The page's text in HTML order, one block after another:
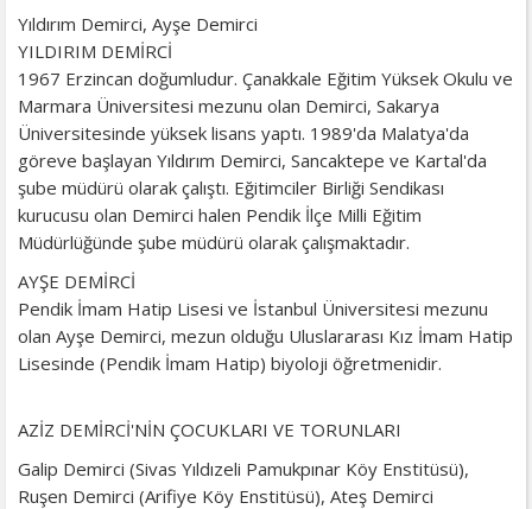
Yıldırım Demirci, Ayşe Demirci
YILDIRIM DEMİRCİ
1967 Erzincan doğumludur. Çanakkale Eğitim Yüksek Okulu ve
Marmara Üniversitesi mezunu olan Demirci, Sakarya
Üniversitesinde yüksek lisans yaptı. 1989'da Malatya'da
göreve başlayan Yıldırım Demirci, Sancaktepe ve Kartal'da
şube müdürü olarak çalıştı. Eğitimciler Birliği Sendikası
kurucusu olan Demirci halen Pendik İlçe Milli Eğitim
Müdürlüğünde şube müdürü olarak çalışmaktadır.
AYŞE DEMİRCİ
Pendik İmam Hatip Lisesi ve İstanbul Üniversitesi mezunu
olan Ayşe Demirci, mezun olduğu Uluslararası Kız İmam Hatip
Lisesinde (Pendik İmam Hatip) biyoloji öğretmenidir.
AZİZ DEMİRCİ'NİN ÇOCUKLARI VE TORUNLARI
Galip Demirci (Sivas Yıldızeli Pamukpınar Köy Enstitüsü),
Ruşen Demirci (Arifiye Köy Enstitüsü), Ateş Demirci